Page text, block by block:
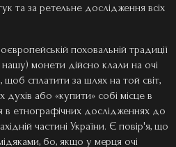
та за ретельне дослідження всіх
поховальній традиції
монети дійсно клали на очі
сплатити за шлях на той світ,
духів або «купити» собі місце в
в етнографічних дослідженнях до
частині України. Є повір'я, що
бо, якщо у мерця очі